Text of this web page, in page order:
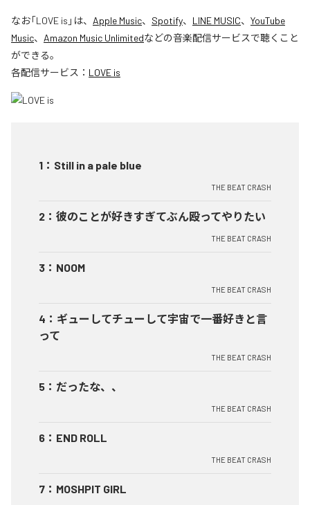
なお「LOVE is 」は、 Apple Music、 Spotify、 LINE MUSIC、 YouTube
Music、 Amazon Music Unlimitedなどの音楽配信サービスで聴くこと
ができる。
各配信サービス： LOVE is
1 ： Still in a pale blue
THE BEAT CRASH
2 ： 彼のことが好きすぎてぶん殴ってやりたい
THE BEAT CRASH
3 ： NOOM
THE BEAT CRASH
4 ： ギューしてチューして宇宙で一番好きと言
って
THE BEAT CRASH
5 ： だったな、、
THE BEAT CRASH
6 ： END ROLL
THE BEAT CRASH
7 ： MOSHPIT GIRL